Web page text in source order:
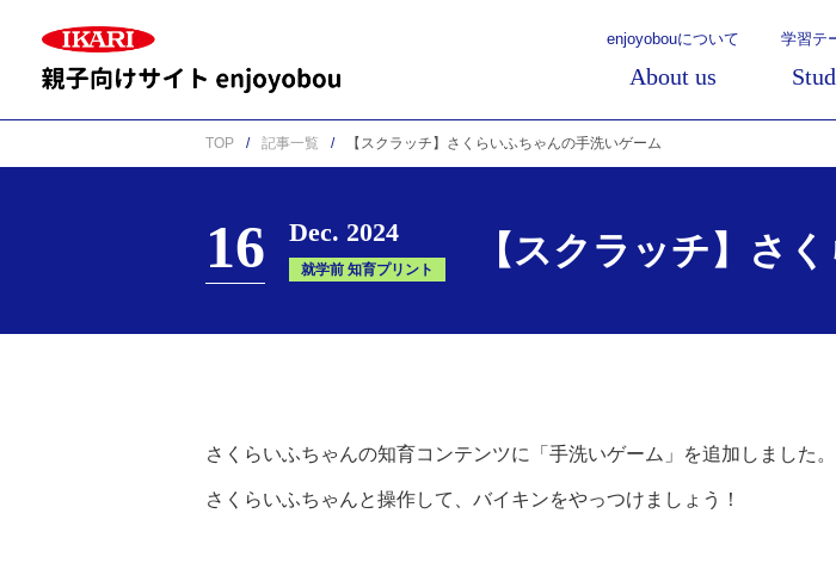
enjoyobouについて
About us
学習テ
TOP 記事一覧 【スクラッチ】さくらいふちゃんの手洗いゲーム
16 Dec. 2024
就学前 知育プリント 【スクラッチ】さ
さくらいふちゃんの知育コンテンツに「手洗いゲーム」を追加しました。
さくらいふちゃんと操作して、バイキンをやっつけましょう！